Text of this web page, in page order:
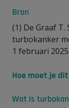
Bron
(1) De Graaf
turbokanker
1 februari 2025.
Hoe moet je
Wat is